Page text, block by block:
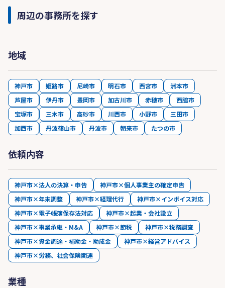
周辺の事務所を探す
地域
神戸市 姫路市 尼崎市 明石市 西宮市
洲本市
芦屋市
伊丹市 豊岡市 加古川市 赤穂市
西脇市
宝塚市
三木市 高砂市 川西市 小野市
三田市
加西市
丹波篠山市 丹波市 朝来市 たつの市
依頼内容
神戸市×法人の決算・申告
神戸市×個人事業主の確定申告
神戸市×年末調整
神戸市×経理代行
神戸市×インボイス対応
神戸市×電子帳簿保存法対応
神戸市×起業・会社設立
神戸市×事業承継・M&A
神戸市×節税
神戸市×税務調査
神戸市×資金調達・補助金・助成金
神戸市×経営アドバイス
神戸市×労務、社会保険関連
業種